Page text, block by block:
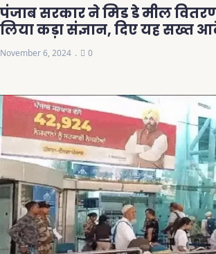
पंजाब सरकार ने मिड डे मील
लिया कड़ा संज्ञान, दिए यह सख्त
November 6, 2024 0